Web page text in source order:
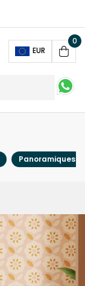
EUR
Cart
0
Panoramiques